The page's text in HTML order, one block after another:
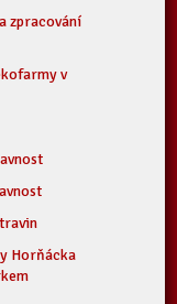
zpracování
v
Horňácka